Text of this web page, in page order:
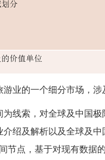
业的一个细分市场，
为线索，对全球及中国
介绍及解析以及全球及
节点，基于对现有数据